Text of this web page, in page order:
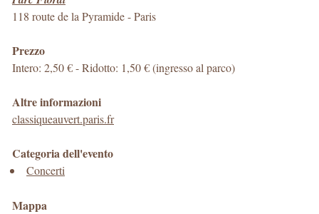
118 route de la Pyramide-Paris
Prezzo
Intero: 2,50 € - Ridotto: 1,50 € (ingresso al parco)
Altre informazioni
classiqueauvert.paris.fr
Categoria dell'evento
Concerti
Mappa